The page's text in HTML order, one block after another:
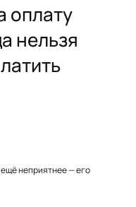
оплату
нельзя
неприятнее — его